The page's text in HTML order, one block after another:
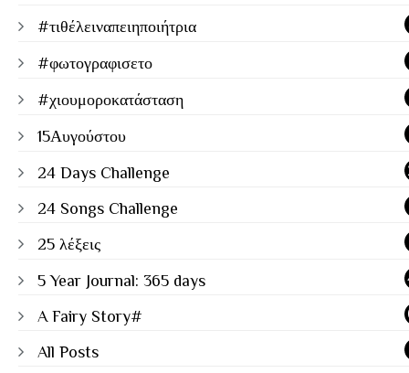
#τιθέλειναπειηποιήτρια
#φωτογραφισετο
#χιουμοροκατάσταση
15Αυγούστου
24 Days Challenge
24 Songs Challenge
25 λέξεις
5 Year Journal: 365 days
A Fairy Story#
All Posts